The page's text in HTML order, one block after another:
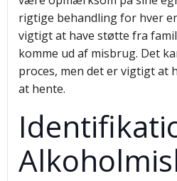
rigtige behandling for hver
vigtigt at have støtte fra
komme ud af misbrug. Det
proces, men det er vigtigt at
at hente.